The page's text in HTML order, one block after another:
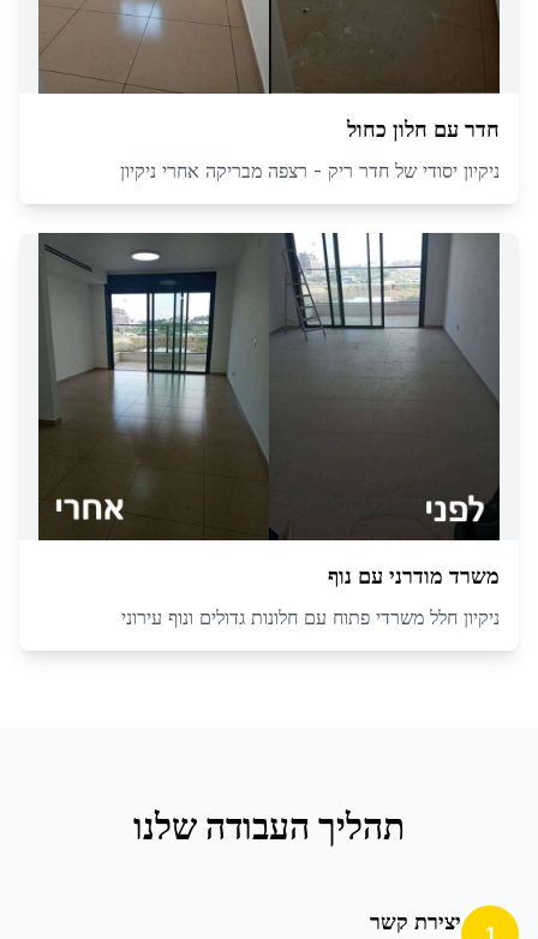
חדר עם חלון כחול
ניקיון יסודי של חדר ריק - רצפה מבריקה אחרי ניקיון
משרד מודרני עם נוף
ניקיון חלל משרדי פתוח עם חלונות גדולים ונוף עירוני
תהליך העבודה שלנו
1 יצירת קשר